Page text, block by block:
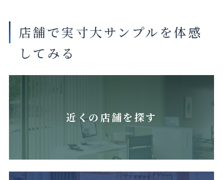
店舗で実寸大サンプルを体感
してみる
近くの店舗を探す